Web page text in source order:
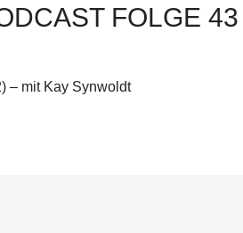
FOLGE
– mit Kay Synwoldt